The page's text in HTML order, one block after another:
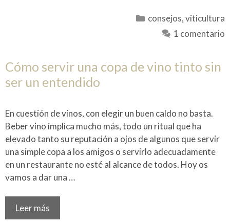
Categorías
consejos,viticultura
1 comentario
Cómo servir una copa de vino tinto sin
ser un entendido
En cuestión de vinos, con elegir un buen caldo no basta.
Beber vino implica mucho más, todo un ritual que ha
elevado tanto su reputación a ojos de algunos que servir
una simple copa a los amigos o servirlo adecuadamente
en un restaurante no esté al alcance de todos. Hoy os
vamos a dar una …
Leer más